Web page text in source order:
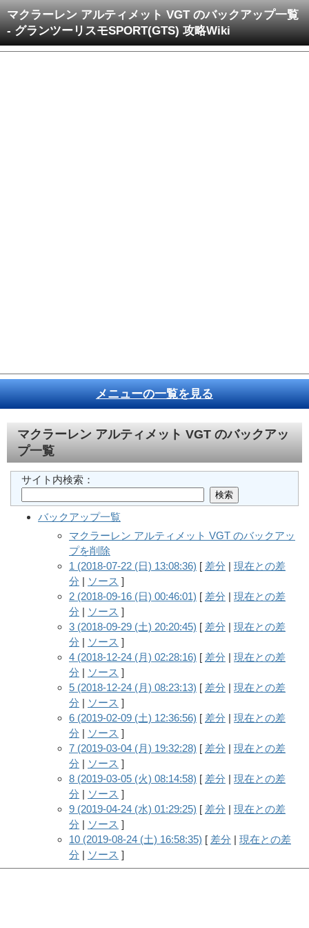
マクラーレン アルティメット VGT のバックアップ一覧
- グランツーリスモSPORT(GTS) 攻略Wiki
メニューの一覧を見る
マクラーレン アルティメット VGT のバックアッ
プ一覧
サイト内検索：
バックアップ一覧
マクラーレン アルティメット VGT のバックアッ
プを削除
1 (2018-07-22 (日) 13:08:36) [ 差分 | 現在との差
分 | ソース ]
2 (2018-09-16 (日) 00:46:01) [ 差分 | 現在との差
分 | ソース ]
3 (2018-09-29 (土) 20:20:45) [ 差分 | 現在との差
分 | ソース ]
4 (2018-12-24 (月) 02:28:16) [ 差分 | 現在との差
分 | ソース ]
5 (2018-12-24 (月) 08:23:13) [ 差分 | 現在との差
分 | ソース ]
6 (2019-02-09 (土) 12:36:56) [ 差分 | 現在との差
分 | ソース ]
7 (2019-03-04 (月) 19:32:28) [ 差分 | 現在との差
分 | ソース ]
8 (2019-03-05 (火) 08:14:58) [ 差分 | 現在との差
分 | ソース ]
9 (2019-04-24 (水) 01:29:25) [ 差分 | 現在との差
分 | ソース ]
10 (2019-08-24 (土) 16:58:35) [ 差分 | 現在との差
分 | ソース ]